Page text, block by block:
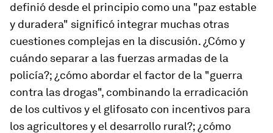
definió desde el principio como una "paz estable
y duradera" significó integrar muchas otras
cuestiones complejas en la discusión. ¿Cómo y
cuándo separar a las fuerzas armadas de la
policía?; ¿cómo abordar el factor de la "guerra
contra las drogas", combinando la erradicación
de los cultivos y el glifosato con incentivos para
los agricultores y el desarrollo rural?; ¿cómo